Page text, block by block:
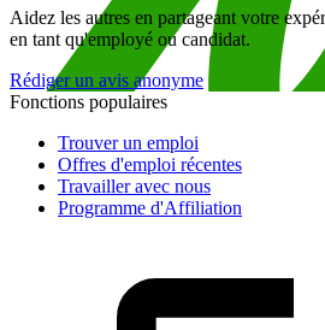
Aidez les autres en partageant votre
en tant qu'employé ou candidat.
Rédiger un avis anonyme
Fonctions populaires
Trouver un emploi
Offres d'emploi récentes
Travailler avec nous
Programme d'Affiliation